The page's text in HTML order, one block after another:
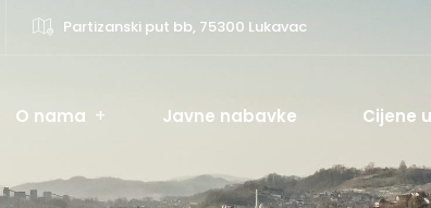
Partizanski put bb, 75300 Lukavac
O nama Javne nabavke Cijene